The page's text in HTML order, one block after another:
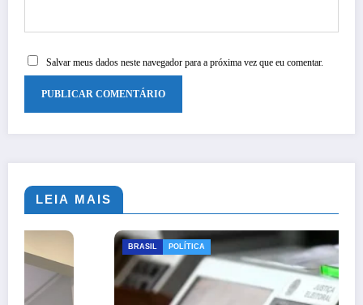
Salvar meus dados neste navegador para a próxima vez que eu comentar.
LEIA MAIS